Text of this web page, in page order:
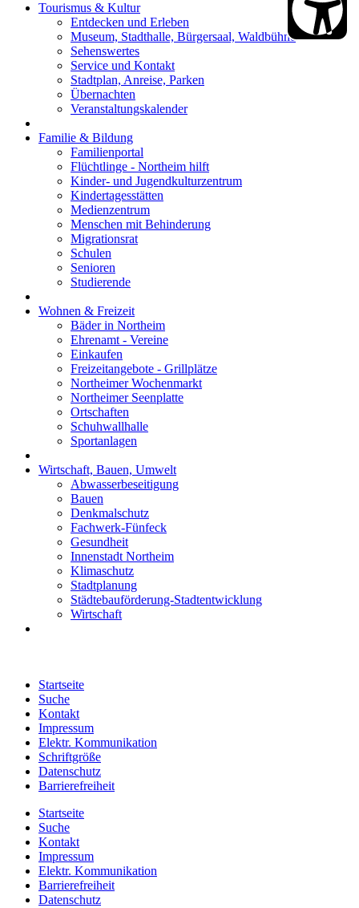
Tourismus & Kultur
Entdecken und Erleben
Museum, Stadthalle, Bürgersaal, Waldbühne
Sehenswertes
Service und Kontakt
Stadtplan, Anreise, Parken
Übernachten
Veranstaltungskalender
Familie & Bildung
Familienportal
Flüchtlinge - Northeim hilft
Kinder- und Jugendkulturzentrum
Kindertagesstätten
Medienzentrum
Menschen mit Behinderung
Migrationsrat
Schulen
Senioren
Studierende
Wohnen & Freizeit
Bäder in Northeim
Ehrenamt - Vereine
Einkaufen
Freizeitangebote - Grillplätze
Northeimer Wochenmarkt
Northeimer Seenplatte
Ortschaften
Schuhwallhalle
Sportanlagen
Wirtschaft, Bauen, Umwelt
Abwasserbeseitigung
Bauen
Denkmalschutz
Fachwerk-Fünfeck
Gesundheit
Innenstadt Northeim
Klimaschutz
Stadtplanung
Städtebauförderung-Stadtentwicklung
Wirtschaft
Startseite
Suche
Kontakt
Impressum
Elektr. Kommunikation
Schriftgröße
Datenschutz
Barrierefreiheit
Startseite
Suche
Kontakt
Impressum
Elektr. Kommunikation
Barrierefreiheit
Datenschutz